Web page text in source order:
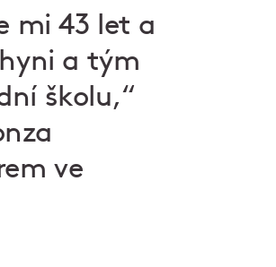
mi 43 let a
a tým
školu,“
ve